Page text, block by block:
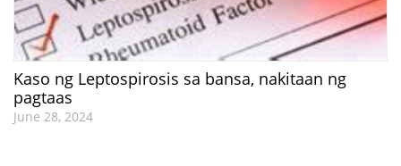
Kaso ng Leptospirosis sa bansa, nakitaan ng
pagtaas
June 28, 2024